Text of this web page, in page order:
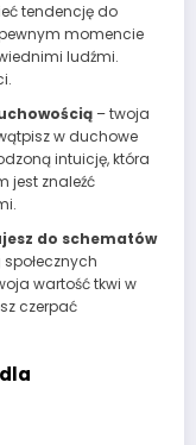
tendencję do
momencie
ludźmi.
– twoja
w duchowe
intuicję, która
jest znaleźć
do schematów
wartość tkwi w
czerpać